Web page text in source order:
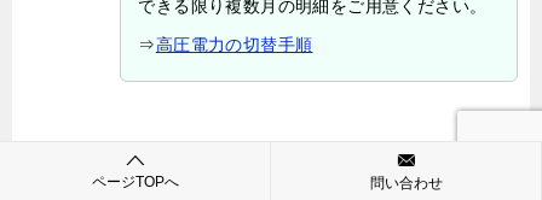
できる限り複数月の明細をご用意ください。
⇒高圧電力の切替手順
最終保障供給契約中の法人様
ページTOPへ 問い合わせ